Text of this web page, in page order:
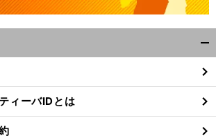
閉
る
ィーバIDとは